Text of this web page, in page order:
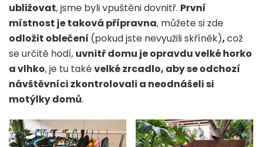
ubližovat, jsme byli vpuštěni dovnitř. První
místnost je taková přípravna, můžete si zde
odložit oblečení (pokud jste nevyužili skříněk),což
se určitě hodí, uvnitř domu je opravdu velké horko
a vlhko, je tu takévelké zrcadlo, aby se odchozí
návštěvníci zkontrolovali a neodnášeli si
motýlky domů.